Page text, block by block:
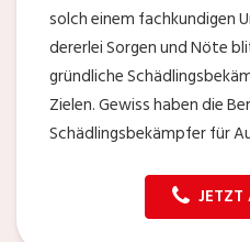
solch einem fachkundigen
dererlei Sorgen und Nöte
gründliche
Zielen. Gewiss haben die
Schädlingsbekämpfer für
JETZT